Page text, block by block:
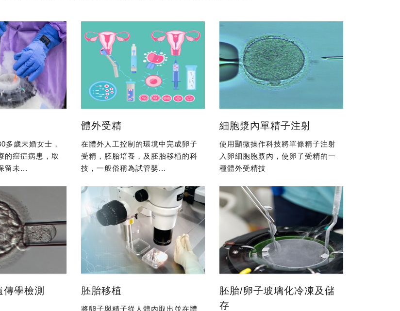
多歲未婚女士，
的癌症病患，取
留未...
體外受精
在體外人工控制的環境中完成卵子
受精，胚胎培養，及胚胎移植的科
技，一般俗稱為試管嬰...
細胞漿內單精子注射
使用顯微操作科技將單條精子注射
入卵細胞胞漿內，使卵子受精的一
種體外受精技
傳學檢測
胚胎移植
將卵子與精子從人體內取出並在體
胚胎/卵子玻璃化冷凍及儲
存